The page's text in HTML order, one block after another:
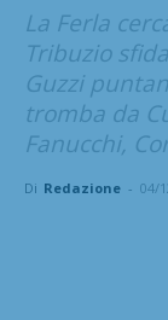
La Ferla
Tribuzio
Guzzi
tromba da
Fanucchi,
Di Redazione - 04/